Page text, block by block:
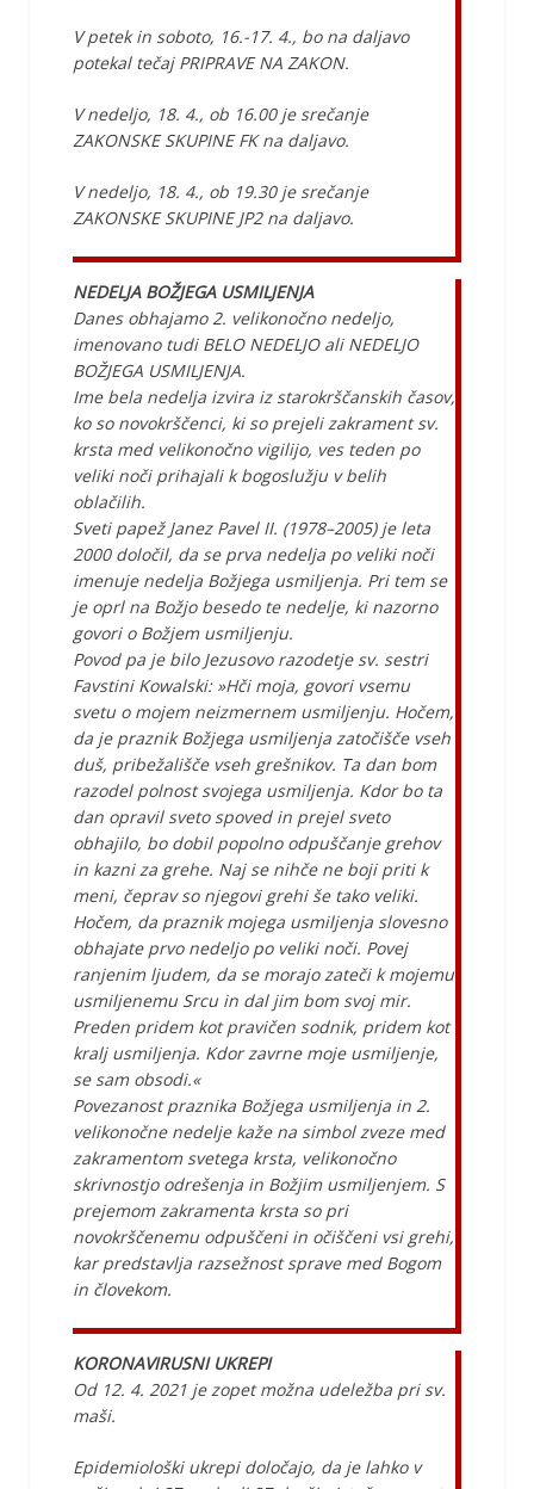
V petek in soboto, 16.-17. 4., bo na daljavo
potekal tečaj PRIPRAVE NA ZAKON.
V nedeljo, 18. 4., ob 16.00 je srečanje
ZAKONSKE SKUPINE FK na daljavo.
V nedeljo, 18. 4., ob 19.30 je srečanje
ZAKONSKE SKUPINE JP2 na daljavo.
NEDELJA BOŽJEGA USMILJENJA
Danes obhajamo 2. velikonočno nedeljo,
imenovano tudi BELO NEDELJO ali NEDELJO
BOŽJEGA USMILJENJA.
Ime bela nedelja izvira iz starokrščanskih časov,
ko so novokrščenci, ki so prejeli zakrament sv.
krsta med velikonočno vigilijo, ves teden po
veliki noči prihajali k bogoslužju v belih
oblačilih.
Sveti papež Janez Pavel II. (1978–2005) je leta
2000 določil, da se prva nedelja po veliki noči
imenuje nedelja Božjega usmiljenja. Pri tem se
je oprl na Božjo besedo te nedelje, ki nazorno
govori o Božjem usmiljenju.
Povod pa je bilo Jezusovo razodetje sv. sestri
Favstini Kowalski: »Hči moja, govori vsemu
svetu o mojem neizmernem usmiljenju. Hočem,
da je praznik Božjega usmiljenja zatočišče vseh
duš, pribežališče vseh grešnikov. Ta dan bom
razodel polnost svojega usmiljenja. Kdor bo ta
dan opravil sveto spoved in prejel sveto
obhajilo, bo dobil popolno odpuščanje grehov
in kazni za grehe. Naj se nihče ne boji priti k
meni, čeprav so njegovi grehi še tako veliki.
Hočem, da praznik mojega usmiljenja slovesno
obhajate prvo nedeljo po veliki noči. Povej
ranjenim ljudem, da se morajo zateči k mojemu
usmiljenemu Srcu in dal jim bom svoj mir.
Preden pridem kot pravičen sodnik, pridem kot
kralj usmiljenja. Kdor zavrne moje usmiljenje,
se sam obsodi.«
Povezanost praznika Božjega usmiljenja in 2.
velikonočne nedelje kaže na simbol zveze med
zakramentom svetega krsta, velikonočno
skrivnostjo odrešenja in Božjim usmiljenjem. S
prejemom zakramenta krsta so pri
novokrščenemu odpuščeni in očiščeni vsi grehi,
kar predstavlja razsežnost sprave med Bogom
in človekom.
KORONAVIRUSNI UKREPI
Od 12. 4. 2021 je zopet možna udeležba pri sv.
maši.
Epidemiološki ukrepi določajo, da je lahko v